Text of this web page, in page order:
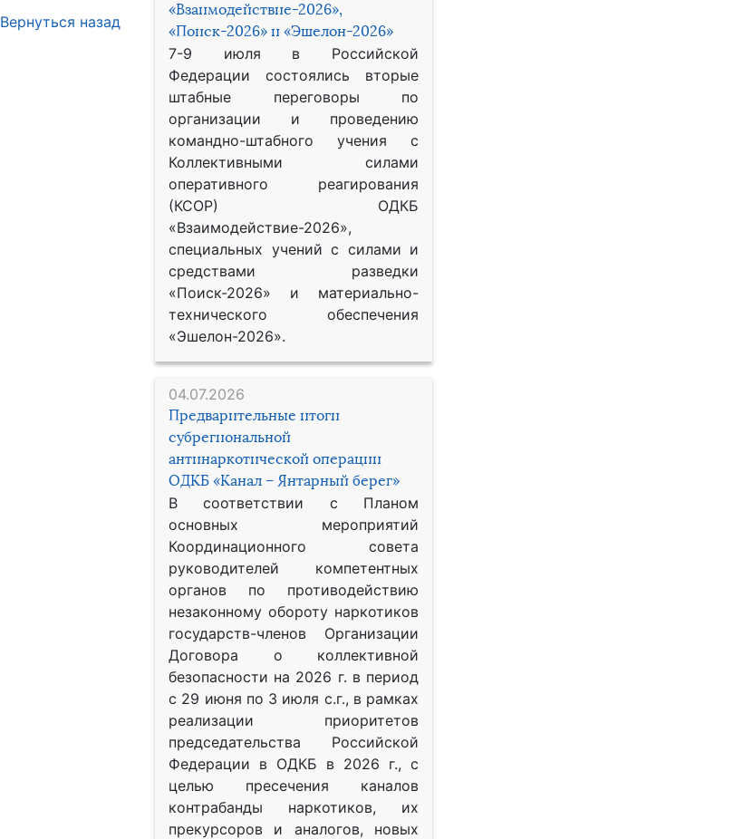
«Взаимодействие-2026»,
«Поиск-2026» и «Эшелон-2026»
7-9 июля в Российской
Федерации состоялись вторые
штабные переговоры по
организации и проведению
командно-штабного учения с
Коллективными силами
оперативного реагирования
(КСОР) ОДКБ
«Взаимодействие-2026»,
специальных учений с силами и
средствами разведки
«Поиск-2026» и материально-
технического обеспечения
«Эшелон-2026».
04.07.2026
Предварительные итоги
субрегиональной
антинаркотической операции
ОДКБ «Канал – Янтарный берег»
В соответствии с Планом
основных мероприятий
Координационного совета
руководителей компетентных
органов по противодействию
незаконному обороту наркотиков
государств-членов Организации
Договора о коллективной
безопасности на 2026 г. в период
с 29 июня по 3 июля с.г., в рамках
реализации приоритетов
председательства Российской
Федерации в ОДКБ в 2026 г., с
целью пресечения каналов
контрабанды наркотиков, их
прекурсоров и аналогов, новых
Вернуться назад